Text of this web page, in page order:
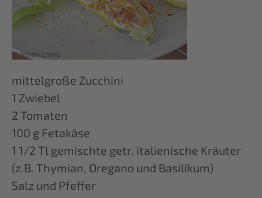
mittelgroße Zucchini
1 Zwiebel
2 Tomaten
100 g Fetakäse
1 1/2 Tl gemischte getr. italienische Kräuter
(z.B. Thymian, Oregano und Basilikum)
Salz und Pfeffer